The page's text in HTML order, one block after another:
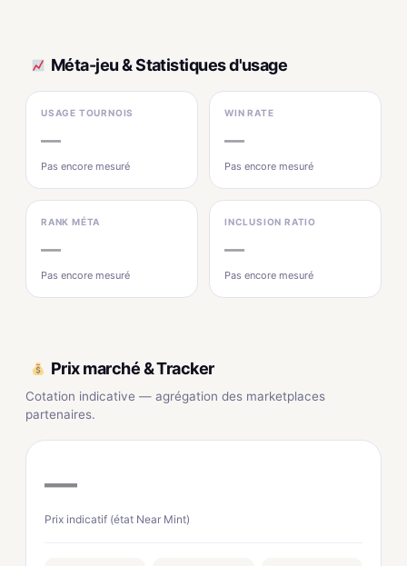
Méta-jeu & Statistiques d'usage
USAGE TOURNOIS
—
Pas encore mesuré
WIN RATE
—
Pas encore mesuré
RANK MÉTA
—
Pas encore mesuré
INCLUSION RATIO
—
Pas encore mesuré
Prix marché & Tracker
Cotation indicative — agrégation des marketplaces
partenaires.
—
Prix indicatif (état Near Mint)